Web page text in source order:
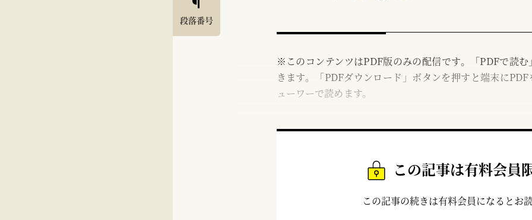
段落番号
※このコンテンツはPDF版のみの配信です。「PDFで読
きます。「PDFダウンロード」ボタンを押すと端末に
ューワーで読めます。
この記事は有料会員
この記事の続きは有料会員になるとお